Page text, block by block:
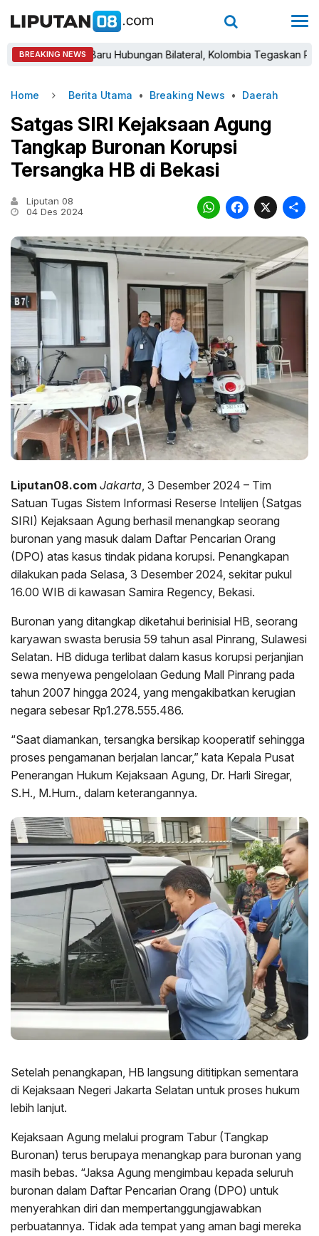
BREAKING NEWS
Babak Baru Hubungan Bilateral, Kolombia Tegaskan Pengakuan
Home Berita Utama • Breaking News • Daerah
Satgas SIRI Kejaksaan Agung
Tangkap Buronan Korupsi
Tersangka HB di Bekasi
Liputan 08
04 Des 2024
X
Liputan08.com Jakarta , 3 Desember 2024 – Tim
Satuan Tugas Sistem Informasi Reserse Intelijen (Satgas
SIRI) Kejaksaan Agung berhasil menangkap seorang
buronan yang masuk dalam Daftar Pencarian Orang
(DPO) atas kasus tindak pidana korupsi. Penangkapan
dilakukan pada Selasa, 3 Desember 2024, sekitar pukul
16.00 WIB di kawasan Samira Regency, Bekasi.
Buronan yang ditangkap diketahui berinisial HB, seorang
karyawan swasta berusia 59 tahun asal Pinrang, Sulawesi
Selatan. HB diduga terlibat dalam kasus korupsi perjanjian
sewa menyewa pengelolaan Gedung Mall Pinrang pada
tahun 2007 hingga 2024, yang mengakibatkan kerugian
negara sebesar Rp1.278.555.486.
“Saat diamankan, tersangka bersikap kooperatif sehingga
proses pengamanan berjalan lancar,” kata Kepala Pusat
Penerangan Hukum Kejaksaan Agung, Dr. Harli Siregar,
S.H., M.Hum., dalam keterangannya.
Setelah penangkapan, HB langsung dititipkan sementara
di Kejaksaan Negeri Jakarta Selatan untuk proses hukum
lebih lanjut.
Kejaksaan Agung melalui program Tabur (Tangkap
Buronan) terus berupaya menangkap para buronan yang
masih bebas. “Jaksa Agung mengimbau kepada seluruh
buronan dalam Daftar Pencarian Orang (DPO) untuk
menyerahkan diri dan mempertanggungjawabkan
perbuatannya. Tidak ada tempat yang aman bagi mereka